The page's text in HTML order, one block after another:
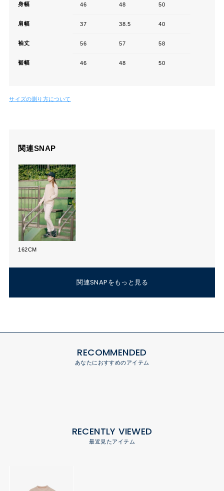
身幅 46 48 50
肩幅 37 38.5 40
袖丈 56 57 58
裾幅 46 48 50
サイズの測り方について
関連SNAP
162CM
関連SNAPをもっと見る
RECOMMENDED
あなたにおすすめのアイテム
RECENTLY VIEWED
最近見たアイテム